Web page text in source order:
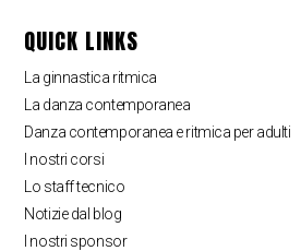
QUICK LINKS
La ginnastica ritmica
La danza contemporanea
Danza contemporanea e ritmica per adulti
I nostri corsi
Lo staff tecnico
Notizie dal blog
I nostri sponsor